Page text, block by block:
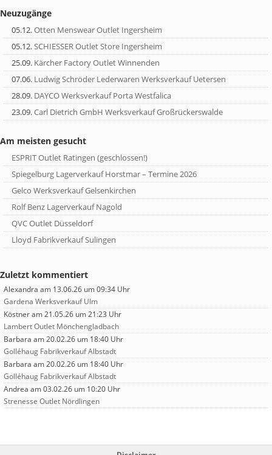
Neuzugänge
05.12.Otten Menswear Outlet Ingersheim
05.12.SCHIESSER Outlet Store Ingersheim
25.09. Kärcher Factory Outlet Winnenden
07.06. Ludwig Schröder Lederwaren Werksverkauf Uetersen
28.09. DAYCO Werksverkauf Porta Westfalica
23.09.Carl Dietrich GmbH Werksverkauf Großrückerswalde
Am meisten gesucht
ESPRIT Outlet Ratingen (geschlossen!)
Spiegelburg Lagerverkauf Horstmar – Termine 2026
Gelco Werksverkauf Gelsenkirchen
Rolf Benz Lagerverkauf Nagold
QVC Outlet Düsseldorf
Lloyd Fabrikverkauf Sulingen
Zuletzt kommentiert
Alexandra am 13.06.26 um 09:34 Uhr
Gardena Werksverkauf Ulm
Köstneram 21.05.26 um 21:23 Uhr
Lambert Outlet Mönchengladbach
Barbara am 20.02.26 um 18:40 Uhr
Golléhaug Fabrikverkauf Albstadt
Barbara am 20.02.26 um 18:40 Uhr
Golléhaug Fabrikverkauf Albstadt
Andrea am 03.02.26 um 10:20 Uhr
Strenesse Outlet Nördlingen